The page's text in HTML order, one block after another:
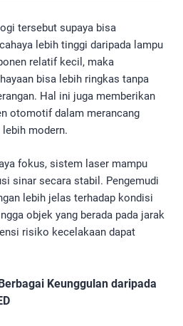
tersebut supaya bisa
lebih tinggi daripada lampu
relatif kecil, maka
bisa lebih ringkas tanpa
Hal ini juga memberikan
otomotif dalam merancang
modern.
fokus, sistem laser mampu
sinar secara stabil. Pengemudi
lebih jelas terhadap kondisi
objek yang berada pada jarak
risiko kecelakaan dapat
Keunggulan daripada